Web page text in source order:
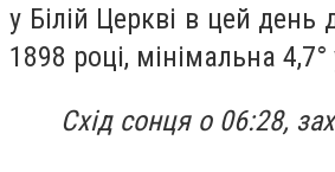
у Білій Церкві в цей день
1898 році, мінімальна
Схід сонця о 06:28,